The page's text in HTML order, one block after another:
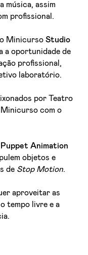
música, assim
profissional.
o MinicursoStudio
a oportunidade de
profissional,
laboratório.
por Teatro
Minicurso com o
Puppet Animation
objetos e
de Stop Motion.
aproveitar as
tempo livre e a